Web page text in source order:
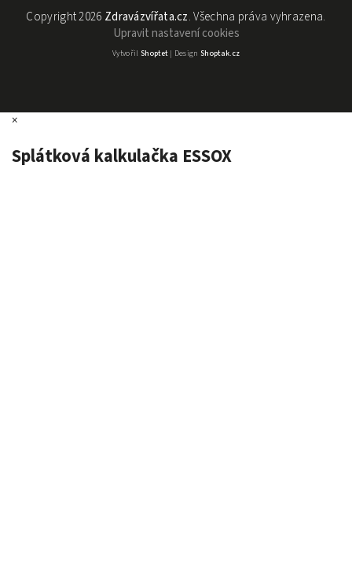
Copyright 2026 Zdravázvířata.cz. Všechna práva vyhrazena.
Upravit nastavení cookies
Vytvořil Shoptet| Design Shoptak.cz
×
Splátková kalkulačka ESSOX